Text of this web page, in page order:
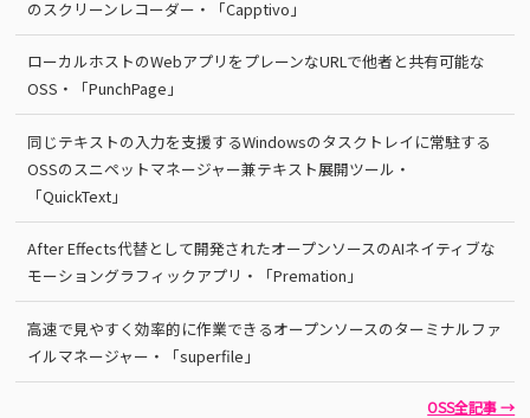
のスクリーンレコーダー・「Capptivo」
ローカルホストのWebアプリをプレーンなURLで他者と共有可能な
OSS・「PunchPage」
同じテキストの入力を支援するWindowsのタスクトレイに常駐する
OSSのスニペットマネージャー兼テキスト展開ツール・
「QuickText」
After Effects代替として開発されたオープンソースのAIネイティブな
モーショングラフィックアプリ・「Premation」
高速で見やすく効率的に作業できるオープンソースのターミナルファ
イルマネージャー・「superfile」
OSS全記事 →